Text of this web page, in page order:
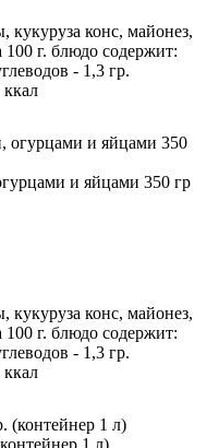
конс, майонез,
г. блюдо содержит:
- 1,3 гр.
ккал
и яйцами 350 гр
конс, майонез,
г. блюдо содержит:
- 1,3 гр.
ккал
1 л)